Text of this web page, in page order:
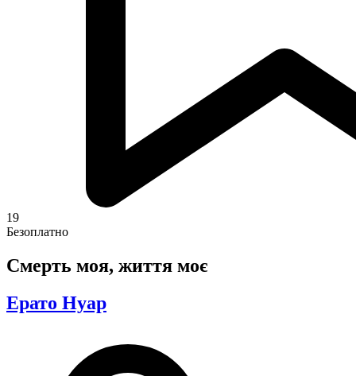
19
Безоплатно
Смерть моя, життя моє
Ерато Нуар